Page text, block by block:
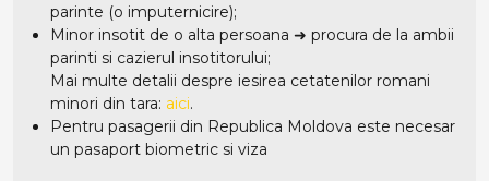
parinte (o imputernicire);
Minor insotit de o alta persoana ➜ procura de la ambii
parinti si cazierul insotitorului;
Mai multe detalii despre iesirea cetatenilor romani
minori din tara: aici.
Pentru pasagerii din Republica Moldova este necesar
un pasaport biometric si viza